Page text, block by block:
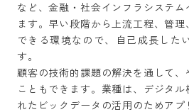
など、金融・社会インフラシステ
ます。早い段階から上流工程、管
できる環境なので、自己成長した
す。
顧客の技術的課題の解決を通して
こともできます。業種は、デジタ
れたビックデータの活用のためア